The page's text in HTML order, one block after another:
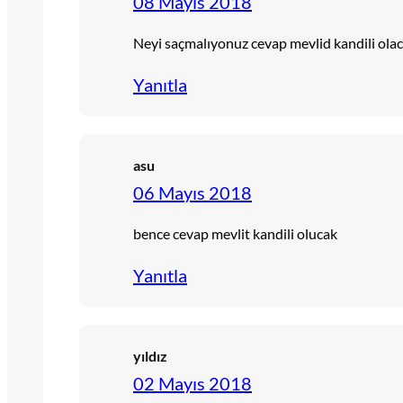
Neyi saçmalıyonuz cevap mevlid kandili
Yanıtla
asu
06 Mayıs 2018
bence cevap mevlit kandili olucak
Yanıtla
yıldız
02 Mayıs 2018